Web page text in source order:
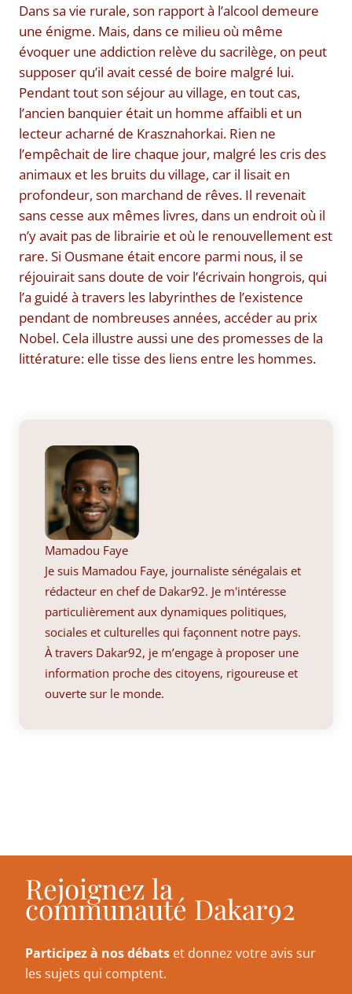
Dans sa vie rurale, son rapport à l’alcool demeure
une énigme. Mais, dans ce milieu où même
évoquer une addiction relève du sacrilège, on peut
supposer qu’il avait cessé de boire malgré lui.
Pendant tout son séjour au village, en tout cas,
l’ancien banquier était un homme affaibli et un
lecteur acharné de Krasznahorkai. Rien ne
l’empêchait de lire chaque jour, malgré les cris des
animaux et les bruits du village, car il lisait en
profondeur, son marchand de rêves. Il revenait
sans cesse aux mêmes livres, dans un endroit où il
n’y avait pas de librairie et où le renouvellement est
rare. Si Ousmane était encore parmi nous, il se
réjouirait sans doute de voir l’écrivain hongrois, qui
l’a guidé à travers les labyrinthes de l’existence
pendant de nombreuses années, accéder au prix
Nobel. Cela illustre aussi une des promesses de la
littérature: elle tisse des liens entre les hommes.
Mamadou Faye
Je suis Mamadou Faye, journaliste sénégalais et
rédacteur en chef de Dakar92. Je m'intéresse
particulièrement aux dynamiques politiques,
sociales et culturelles qui façonnent notre pays.
À travers Dakar92, je m’engage à proposer une
information proche des citoyens, rigoureuse et
ouverte sur le monde.
Rejoignez la
communauté Dakar92
Participez à nos débats et donnez votre avis sur
les sujets qui comptent.